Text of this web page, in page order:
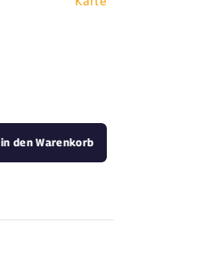
in den Warenkorb